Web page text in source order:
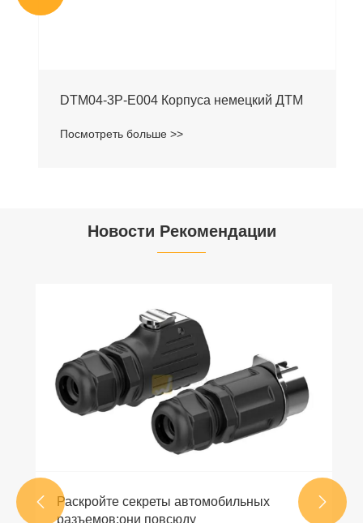
DTM04-3P-E004 Корпуса немецкий ДТМ
Посмотреть больше >>
Новости Рекомендации
Раскройте секреты автомобильных
разъемов:они повсюду
 